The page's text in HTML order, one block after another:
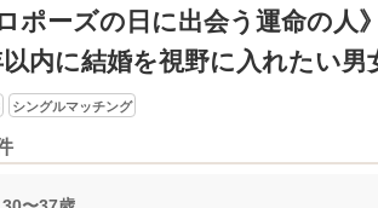
ポーズの日に出会う運命の人》
内に結婚を視野に入れたい男
シングルマッチング